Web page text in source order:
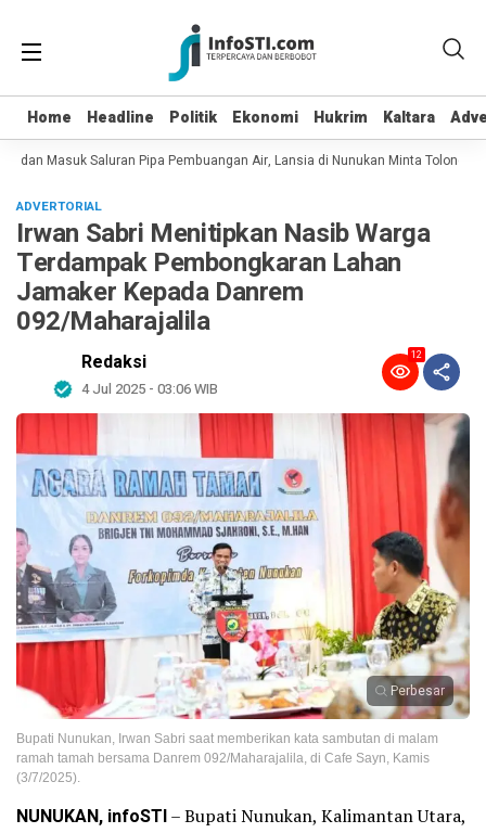
Home Headline Politik Ekonomi Hukrim Kaltara
Home Headline Politik Ekonomi Hukrim Kaltara
dan Masuk Saluran Pipa Pembuangan Air, Lansia di Nunukan Minta Tolong
ADVERTORIAL
Irwan Sabri Menitipkan Nasib Warga
Terdampak Pembongkaran Lahan
Jamaker Kepada Danrem
092/Maharajalila
Redaksi
4 Jul 2025 - 03:06 WIB
12
Perbesar
Bupati Nunukan, Irwan Sabri saat memberikan kata sambutan di malam
ramah tamah bersama Danrem 092/Maharajalila, di Cafe Sayn, Kamis
(3/7/2025).
NUNUKAN, infoSTI– Bupati Nunukan, Kalimantan Utara,